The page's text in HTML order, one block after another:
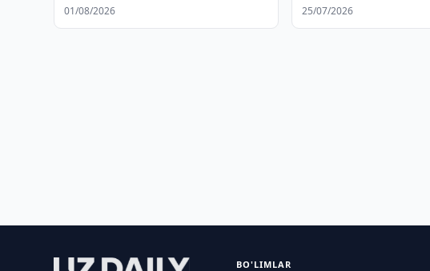
01/08/2026
soddalashtirish bo'yicha
25/07/2026
BO'LIMLAR